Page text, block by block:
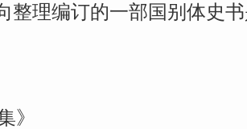
整理编订的一部国别体史
》